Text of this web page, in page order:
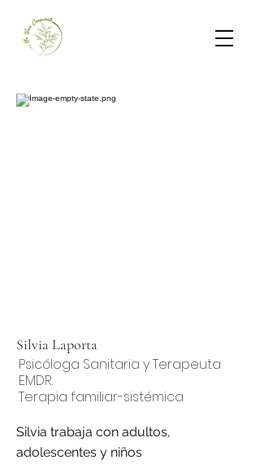
Silvia Laporta
Psicóloga Sanitaria y Terapeuta
EMDR.
Terapia familiar-sistémica
Silvia trabaja con adultos,
adolescentes y niños